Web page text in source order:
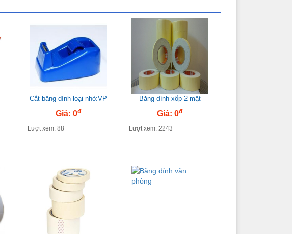
Cắt băng dính loại nhỏ:VP
Giá: 0đ
Lượt xem: 88
Băng dính xốp 2 mặt
Giá: 0đ
Lượt xem: 2243